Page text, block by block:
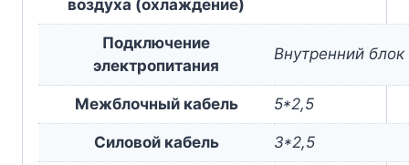
воздуха (охлаждение)
Подключение
электропитания
Внутренний блок
Межблочный кабель 5*2,5
Силовой кабель 3*2,5